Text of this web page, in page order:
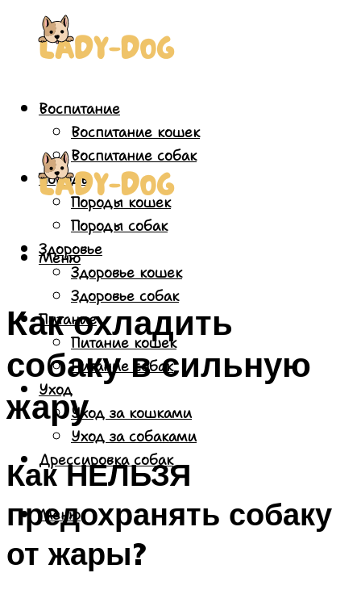
Воспитание
Воспитание кошек
Воспитание собак
Породы
Породы кошек
Породы собак
Здоровье
Здоровье кошек
Здоровье собак
Питание
Питание кошек
Питание собак
Уход
Уход за кошками
Уход за собаками
Дрессировка собак
Меню
Меню
Как охладить
собаку в сильную
жару
Как НЕЛЬЗЯ
предохранять собаку
от жары?